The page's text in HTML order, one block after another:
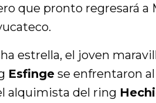
que pronto regresará a
estrella, el joven
Esfinge se enfrentaron
alquimista del ring